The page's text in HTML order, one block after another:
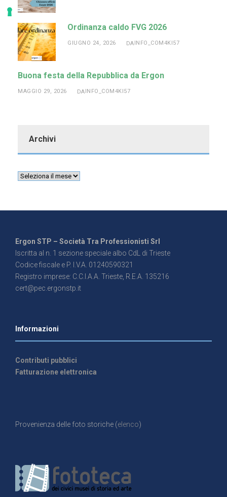
Ordinanza caldo FVG 2026
GIUGNO 24, 2026 DAINFO_COM4KI57
Buona festa della Repubblica da Ergon
MAGGIO 29, 2026 DAINFO_COM4KI57
Archivi
Ergon STP – Società Tra Professionisti Srl
Iscritta al n. 1 sezione speciale albo CdL di Trieste
Codice fiscale e P. I.V.A. 01240590321
Registro imprese: C.C.I.A.A. Trieste, R.E.A. 135216
cert@pec.ergonstp.it
Informazioni
Contributi pubblici
Fatturazione elettronica
Provenienza delle foto storiche (elenco)